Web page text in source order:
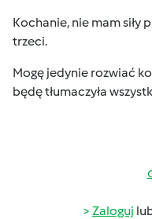
Kochanie, nie mam siły
trzeci.
Mogę jedynie rozwiać
będę tłumaczyła
Zaloguj